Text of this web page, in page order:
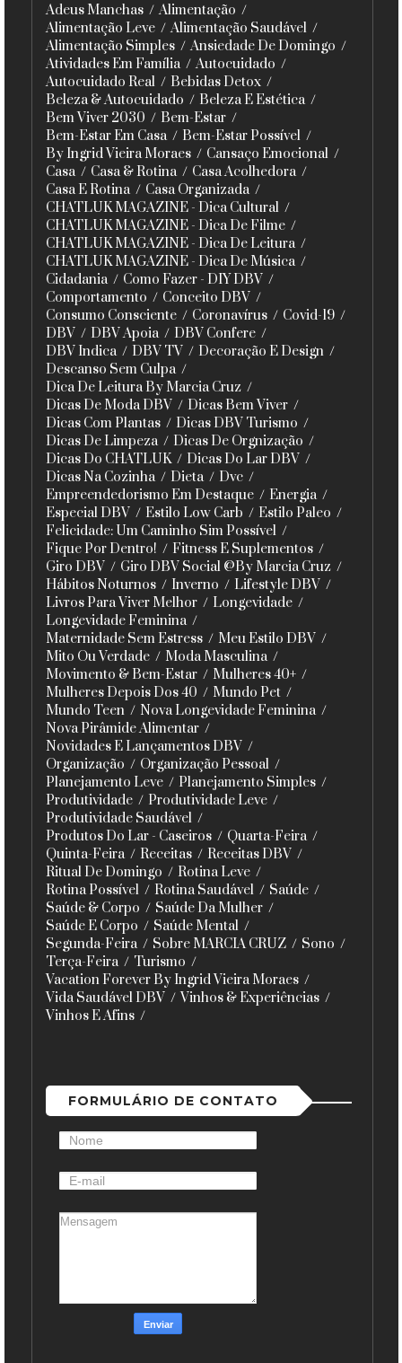
Adeus Manchas
Alimentação
Alimentação Leve
Alimentação Saudável
Alimentação Simples
Ansiedade De Domingo
Atividades Em Família
Autocuidado
Autocuidado Real
Bebidas Detox
Beleza & Autocuidado
Beleza E Estética
Bem Viver 2030
Bem-Estar
Bem-Estar Em Casa
Bem-Estar Possível
By Ingrid Vieira Moraes
Cansaço Emocional
Casa
Casa & Rotina
Casa Acolhedora
Casa E Rotina
Casa Organizada
CHATLUK MAGAZINE - Dica Cultural
CHATLUK MAGAZINE - Dica De Filme
CHATLUK MAGAZINE - Dica De Leitura
CHATLUK MAGAZINE - Dica De Música
Cidadania
Como Fazer - DIY DBV
Comportamento
Conceito DBV
Consumo Consciente
Coronavírus
Covid-19
DBV
DBV Apoia
DBV Confere
DBV Indica
DBV TV
Decoração E Design
Descanso Sem Culpa
Dica De Leitura By Marcia Cruz
Dicas De Moda DBV
Dicas Bem Viver
Dicas Com Plantas
Dicas DBV Turismo
Dicas De Limpeza
Dicas De Orgnização
Dicas Do CHATLUK
Dicas Do Lar DBV
Dicas Na Cozinha
Dieta
Dvc
Empreendedorismo Em Destaque
Energia
Especial DBV
Estilo Low Carb
Estilo Paleo
Felicidade: Um Caminho Sim Possível
Fique Por Dentro!
Fitness E Suplementos
Giro DBV
Giro DBV Social @By Marcia Cruz
Hábitos Noturnos
Inverno
Lifestyle DBV
Livros Para Viver Melhor
Longevidade
Longevidade Feminina
Maternidade Sem Estress
Meu Estilo DBV
Mito Ou Verdade
Moda Masculina
Movimento & Bem-Estar
Mulheres 40+
Mulheres Depois Dos 40
Mundo Pet
Mundo Teen
Nova Longevidade Feminina
Nova Pirâmide Alimentar
Novidades E Lançamentos DBV
Organização
Organização Pessoal
Planejamento Leve
Planejamento Simples
Produtividade
Produtividade Leve
Produtividade Saudável
Produtos Do Lar - Caseiros
Quarta-Feira
Quinta-Feira
Receitas
Receitas DBV
Ritual De Domingo
Rotina Leve
Rotina Possível
Rotina Saudável
Saúde
Saúde & Corpo
Saúde Da Mulher
Saúde E Corpo
Saúde Mental
Segunda-Feira
Sobre MARCIA CRUZ
Sono
Terça-Feira
Turismo
Vacation Forever By Ingrid Vieira Moraes
Vida Saudável DBV
Vinhos & Experiências
Vinhos E Afins
FORMULÁRIO DE CONTATO